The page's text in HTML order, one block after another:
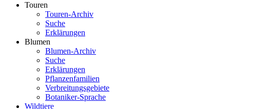
Touren
Touren-Archiv
Suche
Erklärungen
Blumen
Blumen-Archiv
Suche
Erklärungen
Pflanzenfamilien
Verbreitungsgebiete
Botaniker-Sprache
Wildtiere